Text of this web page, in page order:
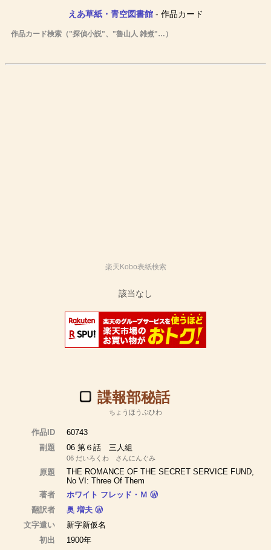
えあ草紙・青空図書館- 作品カード
作品カード検索（"探偵小説"、"魯山人 雑煮"…）
楽天Kobo表紙検索
諜報部秘話
ちょうほうぶひわ
作品ID
60743
副題
06 第６話 三人組
06 だいろくわ さんにんぐみ
原題
THE ROMANCE OF THE SECRET SERVICE FUND,
No VI: Three Of Them
著者
ホワイト フレッド・Ｍ Ⓦ
翻訳者
奥 増夫 Ⓦ
文字遣い
新字新仮名
初出
1900年